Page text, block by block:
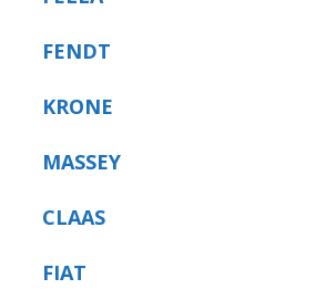
FENDT
KRONE
MASSEY
CLAAS
FIAT